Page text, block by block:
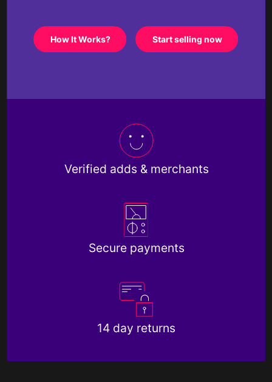
How It Works? Start selling now
Verified adds & merchants
Secure payments
14 day returns